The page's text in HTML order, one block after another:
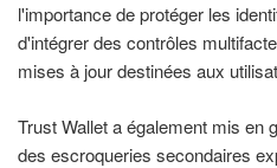
l'importance de protéger les
d'intégrer des contrôles
mises à jour destinées aux
Trust Wallet a également mis en
des escroqueries secondaires